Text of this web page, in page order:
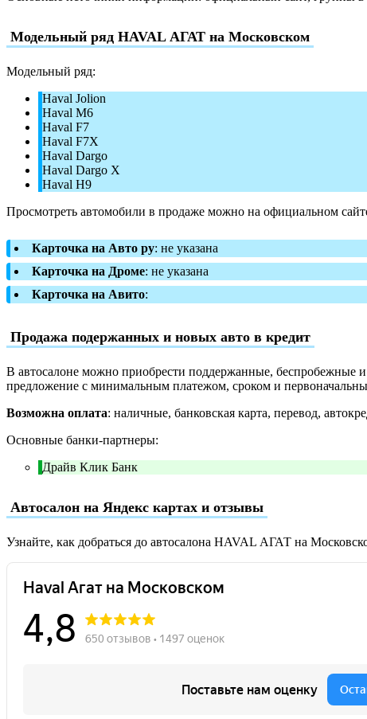
Модельный ряд HAVAL АГАТ на Московском
Модельный ряд:
Haval Jolion
Haval M6
Haval F7
Haval F7X
Haval Dargo
Haval Dargo X
Haval H9
Просмотреть автомобили в продаже можно на официальном
Карточка на Авто ру: не указана
Карточка на Дроме: не указана
Карточка на Авито:
Продажа подержанных и новых авто в кредит
В автосалоне можно приобрести поддержанные, беспробежные
предложение с минимальным платежом, сроком и
Возможна оплата: наличные, банковская карта, перевод,
Основные банки-партнеры:
Драйв Клик Банк
Автосалон на Яндекс картах и отзывы
Узнайте, как добраться до автосалона HAVAL АГАТ на